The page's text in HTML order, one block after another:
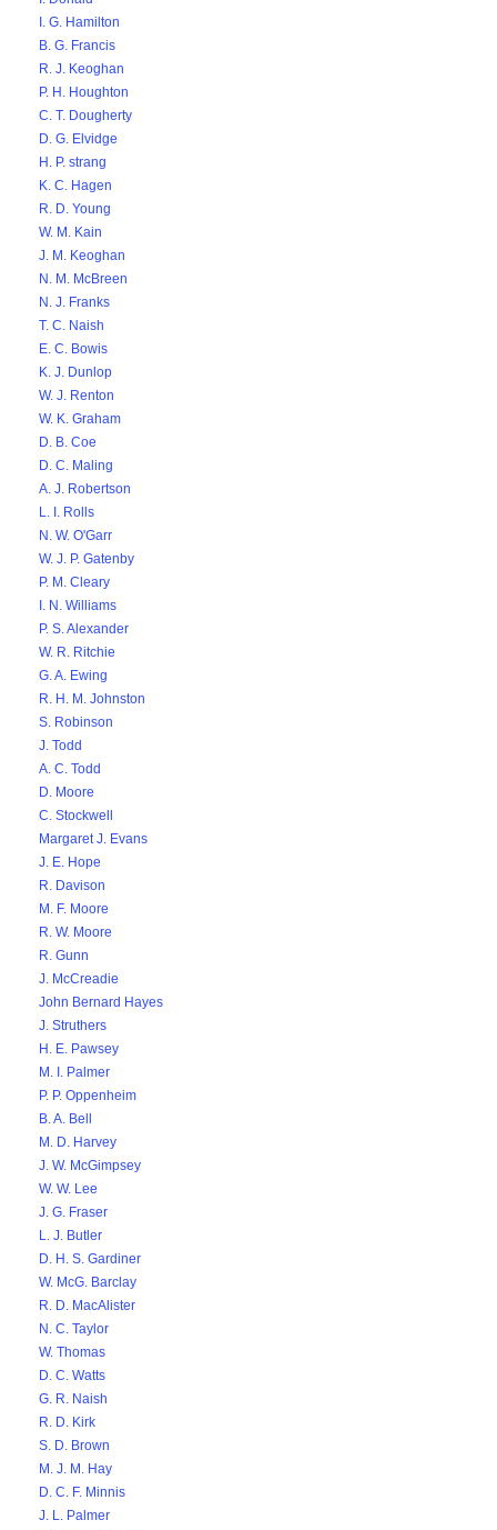
I. G. Hamilton
B. G. Francis
R. J. Keoghan
P. H. Houghton
C. T. Dougherty
D. G. Elvidge
H. P. strang
K. C. Hagen
R. D. Young
W. M. Kain
J. M. Keoghan
N. M. McBreen
N. J. Franks
T. C. Naish
E. C. Bowis
K. J. Dunlop
W. J. Renton
W. K. Graham
D. B. Coe
D. C. Maling
A. J. Robertson
L. I. Rolls
N. W. O'Garr
W. J. P. Gatenby
P. M. Cleary
I. N. Williams
P. S. Alexander
W. R. Ritchie
G. A. Ewing
R. H. M. Johnston
S. Robinson
J. Todd
A. C. Todd
D. Moore
C. Stockwell
Margaret J. Evans
J. E. Hope
R. Davison
M. F. Moore
R. W. Moore
R. Gunn
J. McCreadie
John Bernard Hayes
J. Struthers
H. E. Pawsey
M. I. Palmer
P. P. Oppenheim
B. A. Bell
M. D. Harvey
J. W. McGimpsey
W. W. Lee
J. G. Fraser
L. J. Butler
D. H. S. Gardiner
W. McG. Barclay
R. D. MacAlister
N. C. Taylor
W. Thomas
D. C. Watts
G. R. Naish
R. D. Kirk
S. D. Brown
M. J. M. Hay
D. C. F. Minnis
J. L. Palmer